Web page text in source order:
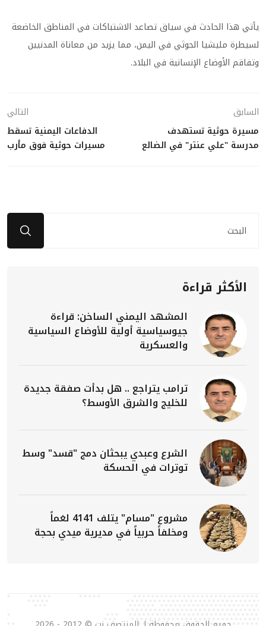
يأتي هذا الحادث في سياق تصاعد الاشتباكات في المناطق الخاضعة
لسيطرة مليشيا الحوثي في اليمن، مما يزيد من معاناة المدنيين
وتفاقم الأوضاع الإنسانية في البلاد.
السابق
مسيرة حوثية تستهدف
مدرسة "علي عنتر" في الضالع
التالي
الدفاعات اليمنية تسقط
مسيرات حوثية فوق مأرب
الأكثر قراءة
المشهد اليمني الساخن: قراءة
جيوسياسية أولية للأوضاع السياسية
والعسكرية
ترامب يتراجع .. هل بدأت صفقة جديدة
للخليج والشرق الأوسط؟
الشرع وعبدي يبحثان دمج "قسد" وسط
توترات في الحسكة
مشروع "مسام" يتلف 4141 لغماً
ومخلفاً حربياً في مديرية ميدي بحجة